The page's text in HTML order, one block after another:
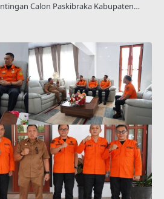
Calon Paskibraka Kabupaten…